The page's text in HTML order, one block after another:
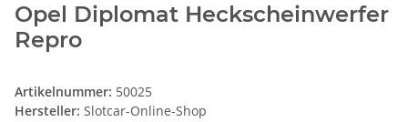
Opel Diplomat Heckscheinwerfer
Repro
Artikelnummer: 50025
Hersteller: Slotcar-Online-Shop